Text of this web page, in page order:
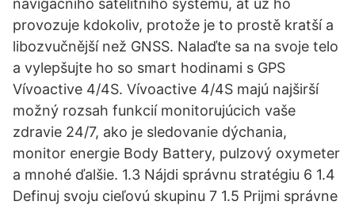
navigačního satelitního systému, ať už ho
provozuje kdokoliv, protože je to prostě kratší a
libozvučnější než GNSS. Nalaďte sa na svoje telo
a vylepšujte ho so smart hodinami s GPS
Vívoactive 4/4S. Vívoactive 4/4S majú najširší
možný rozsah funkcií monitorujúcich vaše
zdravie 24/7, ako je sledovanie dýchania,
monitor energie Body Battery, pulzový oxymeter
a mnohé ďalšie. 1.3 Nájdi správnu stratégiu 6 1.4
Definuj svoju cieľovú skupinu 7 1.5 Prijmi správne